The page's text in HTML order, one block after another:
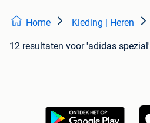
Home Kleding | Heren
12 resultaten voor 'adidas spezial'